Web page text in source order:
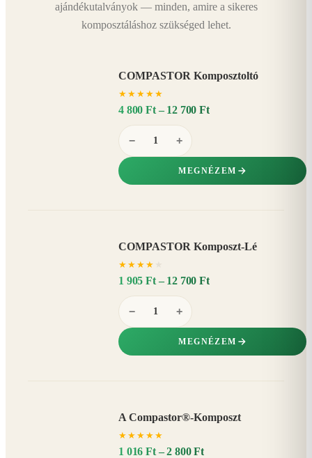
ajándékutalványok — minden, amire a sikeres
komposztáláshoz szükséged lehet.
COMPASTOR Komposztoltó
★ ★ ★ ★ ★
4 800 Ft – 12 700 Ft
− +
MEGNÉZEM
COMPASTOR Komposzt-Lé
★ ★ ★ ★
1 905 Ft – 12 700 Ft
− +
MEGNÉZEM
A Compastor®-Komposzt
★ ★ ★ ★ ★
1 016 Ft – 2 800 Ft